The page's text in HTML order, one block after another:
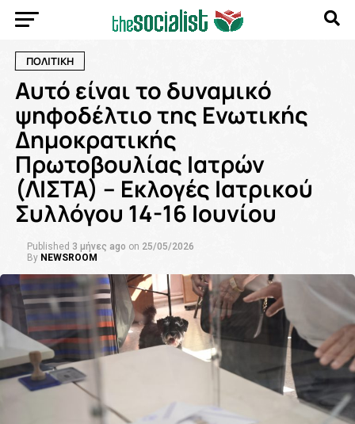
ΠΟΛΙΤΙΚΗ
Αυτό είναι το δυναμικό
ψηφοδέλτιο της Ενωτικής
Δημοκρατικής
Πρωτοβουλίας Ιατρών
(ΛΙΣΤΑ) – Εκλογές Ιατρικού
Συλλόγου 14-16 Ιουνίου
Published 3 μήνες ago on 25/05/2026
By NEWSROOM